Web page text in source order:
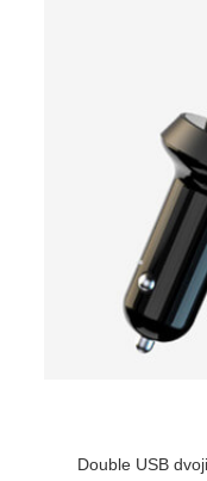
Double USB